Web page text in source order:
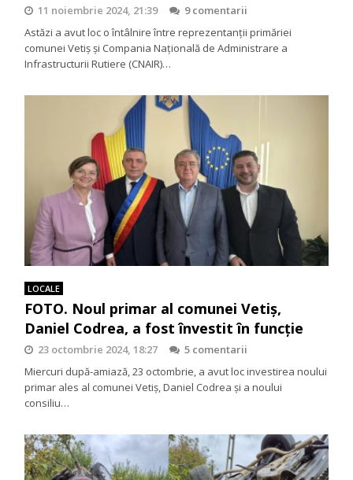
11 noiembrie 2024, 21:39
9 comentarii
Astăzi a avut loc o întâlnire între reprezentanții primăriei
comunei Vetiș și Compania Națională de Administrare a
Infrastructurii Rutiere (CNAIR)…
LOCALE
FOTO. Noul primar al comunei Vetiș,
Daniel Codrea, a fost învestit în funcție
23 octombrie 2024, 18:27
5 comentarii
Miercuri după-amiază, 23 octombrie, a avut loc investirea noului
primar ales al comunei Vetiș, Daniel Codrea și a noului
consiliu…